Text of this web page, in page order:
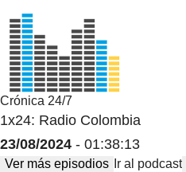
Crónica 24/7
1x24: Radio Colombia
23/08/2024 - 01:38:13
Ver más episodios Ir al podcast